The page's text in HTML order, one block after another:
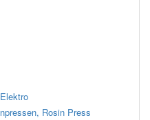
Rosin Press